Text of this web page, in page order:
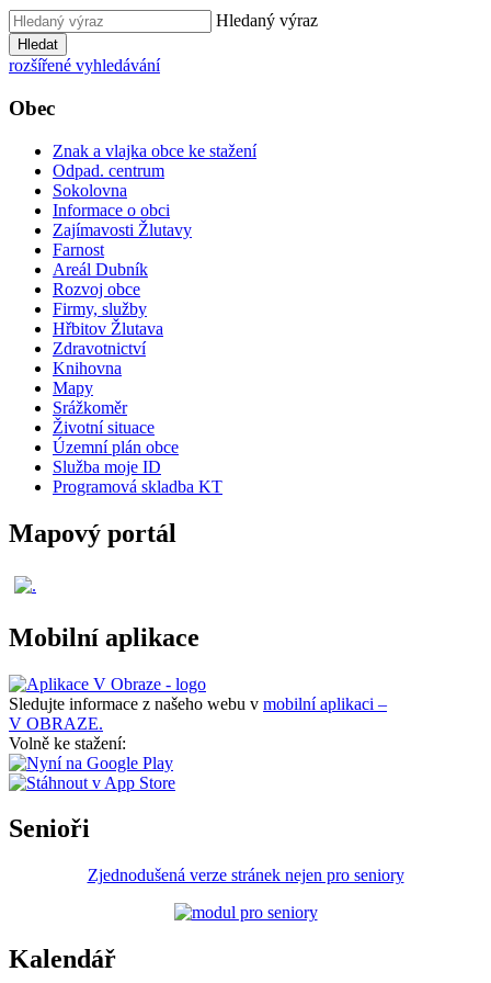
Hledaný výraz
Hledat
rozšířené vyhledávání
Obec
Znak a vlajka obce ke stažení
Odpad. centrum
Sokolovna
Informace o obci
Zajímavosti Žlutavy
Farnost
Areál Dubník
Rozvoj obce
Firmy, služby
Hřbitov Žlutava
Zdravotnictví
Knihovna
Mapy
Srážkoměr
Životní situace
Územní plán obce
Služba moje ID
Programová skladba KT
Mapový portál
Mobilní aplikace
Sledujte informace z našeho webu v mobilní aplikaci –
V OBRAZE.
Volně ke stažení:
Senioři
Zjednodušená verze stránek nejen pro seniory
Kalendář